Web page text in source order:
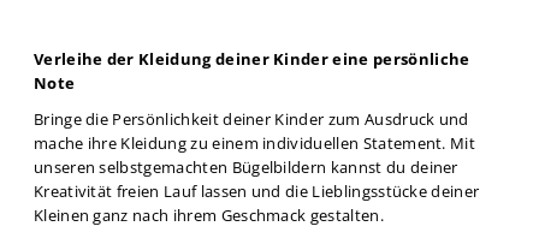
Verleihe der Kleidung deiner Kinder eine persönliche
Note
Bringe die Persönlichkeit deiner Kinder zum Ausdruck und
mache ihre Kleidung zu einem individuellen Statement. Mit
unseren selbstgemachten Bügelbildern kannst du deiner
Kreativität freien Lauf lassen und die Lieblingsstücke deiner
Kleinen ganz nach ihrem Geschmack gestalten.